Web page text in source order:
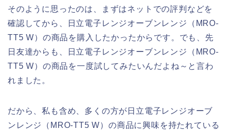
そのように思ったのは、まずはネットでの評判などを
確認してから、日立電子レンジオーブンレンジ（MRO-
TT5 W）の商品を購入したかったからです。でも、先
日友達からも、日立電子レンジオーブンレンジ（MRO-
TT5 W）の商品を一度試してみたいんだよね～と言わ
れました。
だから、私も含め、多くの方が日立電子レンジオーブ
ンレンジ（MRO-TT5 W）の商品に興味を持たれている